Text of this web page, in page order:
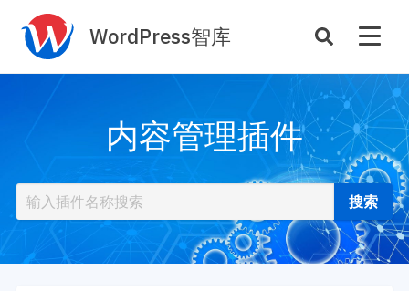
WordPress智库
主机托管
插件开发
性能优化
SEO与全站运营
案例 商店
插件商店
内容管理插件